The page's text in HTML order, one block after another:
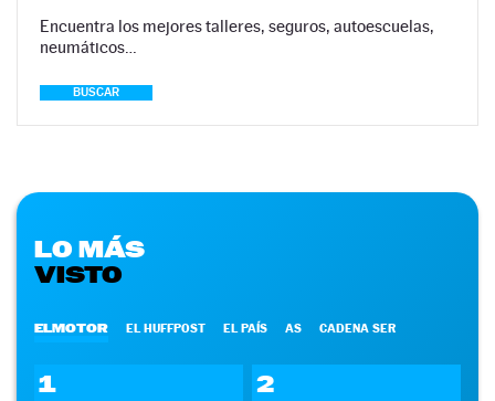
Encuentra los mejores talleres, seguros, autoescuelas,
neumáticos…
BUSCAR
LO MÁS
VISTO
ELMOTOR EL HUFFPOST EL PAÍS AS CADENA SER
1 2